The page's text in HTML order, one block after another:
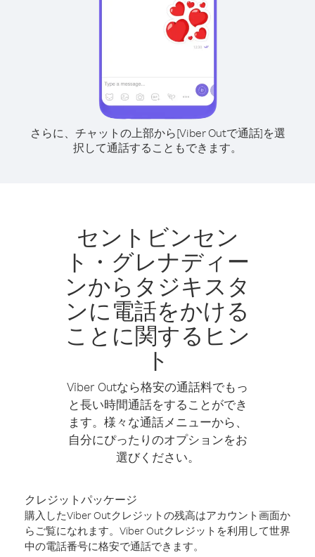
さらに、チャットの上部から[Viber Outで通話]を選
択して通話することもできます。
セントビンセン
ト・グレナディー
ンからタジキスタ
ンに電話をかける
ことに関するヒン
ト
Viber Outなら格安の通話料でもっ
と長い時間通話をすることができ
ます。様々な通話メニューから、
自分にぴったりのオプションをお
選びください。
クレジットパッケージ
購入したViber Outクレジットの残高はアカウント画面か
らご覧になれます。Viber Outクレジットを利用して世界
中の電話番号に格安で通話できます。